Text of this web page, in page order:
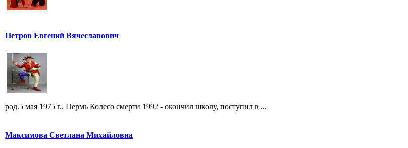
Петров Евгений Вячеславович
род.5 мая 1975 г., Пермь Колесо смерти 1992 - окончил школу, поступил в ...
Максимова Светлана Михайловна